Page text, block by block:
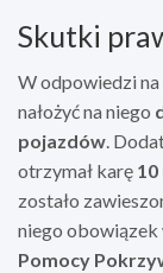
Skutki
W odpowiedzi na
nałożyć na niego
pojazdów.
otrzymał karę
zostało
niego obowiązek
Pomocy